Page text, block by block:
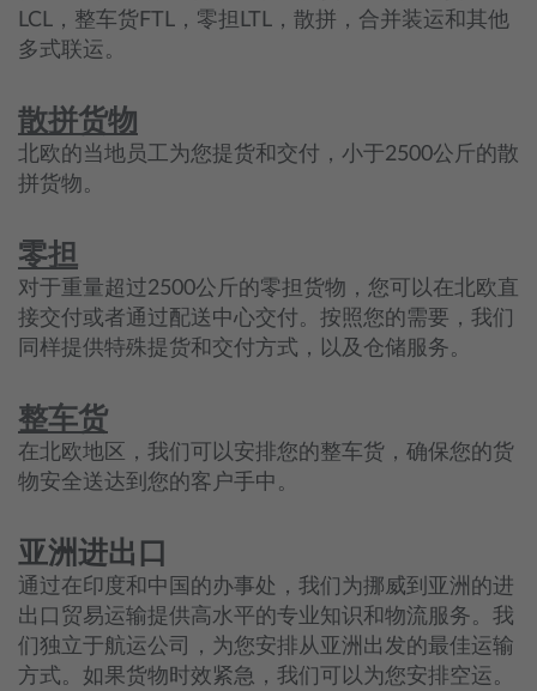
LCL，整车货FTL，零担LTL，散拼，合并装运和其他
多式联运。
散拼货物
北欧的当地员工为您提货和交付，小于2500公斤的散
拼货物。
零担
对于重量超过2500公斤的零担货物，您可以在北欧直
接交付或者通过配送中心交付。按照您的需要，我们
同样提供特殊提货和交付方式，以及仓储服务。
整车货
在北欧地区，我们可以安排您的整车货，确保您的货
物安全送达到您的客户手中。
亚洲进出口
通过在印度和中国的办事处，我们为挪威到亚洲的进
出口贸易运输提供高水平的专业知识和物流服务。我
们独立于航运公司，为您安排从亚洲出发的最佳运输
方式。如果货物时效紧急，我们可以为您安排空运。